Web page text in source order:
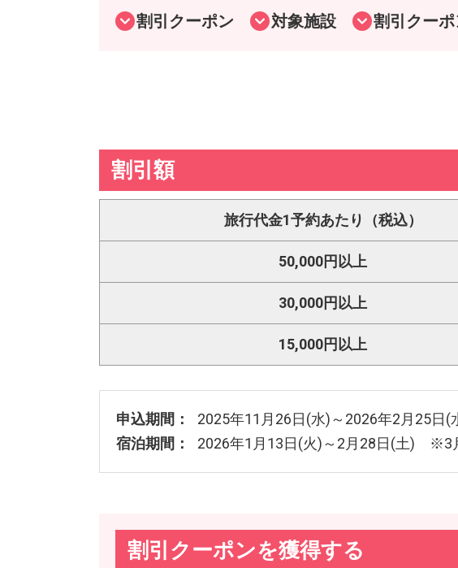
割引クーポン 対象施設 割引クー
割引額
旅行代金1予約あたり（税込）
50,000円以上
30,000円以上
15,000円以上
申込期間：
2025年11月26日(水)～2026年2月25
宿泊期間：
2026年1月13日(火)～2月28日(土) ※3
割引クーポンを獲得する